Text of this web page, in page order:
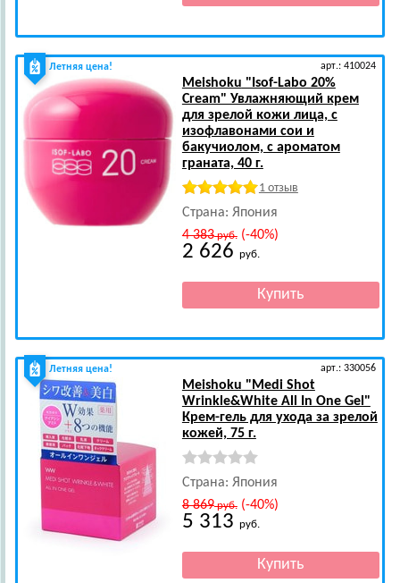
Летняя цена! арт.: 410024
Meishoku "Isof-Labo 20%
Cream" Увлажняющий крем
для зрелой кожи лица, с
изофлавонами сои и
бакучиолом, с ароматом
граната, 40 г.
1 отзыв
Страна: Япония
4 383руб.(-40%)
2 626 руб.
Летняя цена! арт.: 330056
Meishoku "Medi Shot
Wrinkle&White All In One Gel"
Крем-гель для ухода за зрелой
кожей, 75 г.
Страна: Япония
8 869руб.(-40%)
5 313 руб.